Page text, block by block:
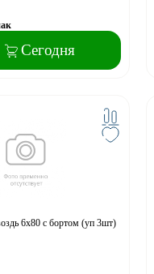
Сегодня
6х80 с бортом (уп 3шт)